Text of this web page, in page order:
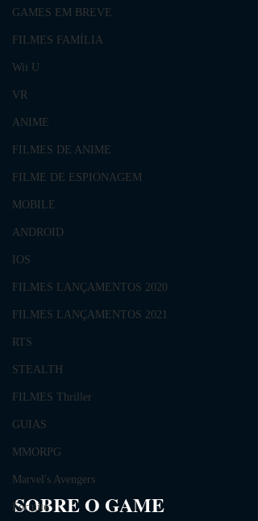
GAMES EM BREVE
FILMES FAMÍLIA
Wii U
VR
ANIME
FILMES DE ANIME
FILME DE ESPIONAGEM
MOBILE
ANDROID
IOS
FILMES LANÇAMENTOS 2020
FILMES LANÇAMENTOS 2021
RTS
STEALTH
FILMES Thriller
GUIAS
MMORPG
Marvel's Avengers
Fortnite
SOBRE O GAME